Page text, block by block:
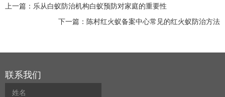
上一篇： 乐从白蚁防治机构白蚁预防对家庭的重要性
下一篇： 陈村红火蚁备案中心常见的红火蚁防治方法
联系我们